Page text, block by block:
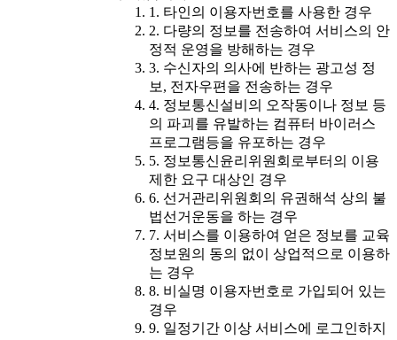
1. 타인의 이용자번호를 사용한 경우
2. 다량의 정보를 전송하여 서비스의 안
정적 운영을 방해하는 경우
3. 수신자의 의사에 반하는 광고성 정
보, 전자우편을 전송하는 경우
4. 정보통신설비의 오작동이나 정보 등
의 파괴를 유발하는 컴퓨터 바이러스
프로그램등을 유포하는 경우
5. 정보통신윤리위원회로부터의 이용
제한 요구 대상인 경우
6. 선거관리위원회의 유권해석 상의 불
법선거운동을 하는 경우
7. 서비스를 이용하여 얻은 정보를 교육
정보원의 동의 없이 상업적으로 이용하
는 경우
8. 비실명 이용자번호로 가입되어 있는
경우
9. 일정기간 이상 서비스에 로그인하지